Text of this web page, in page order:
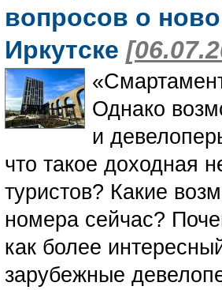
вопросов о
Иркутске
Однако
и
что такое доходная
туристов? Какие
номера сейчас?
как более
зарубежные